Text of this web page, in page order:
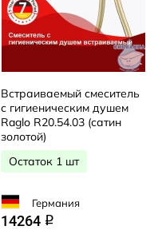
Встраиваемый смеситель
с гигиеническим душем
Raglo R20.54.03 (сатин
золотой)
Остаток 1 шт
Германия
14264 q